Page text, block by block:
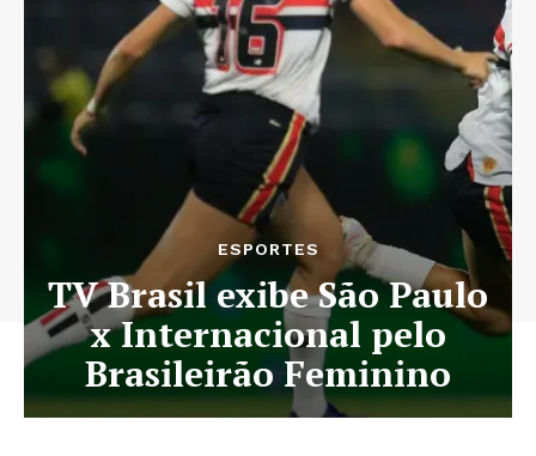
ESPORTES
TV Brasil exibe São Paulo
x Internacional pelo
Brasileirão Feminino